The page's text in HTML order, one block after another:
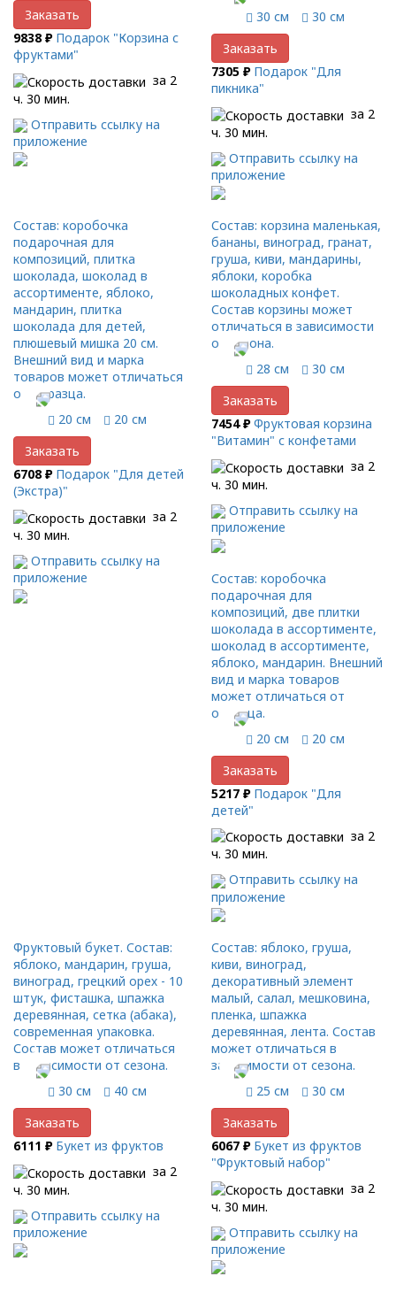
Заказать
9838 ₽ Подарок "Корзина с
фруктами"
за 2
ч. 30 мин.
Отправить ссылку на
приложение
30 см
30 см
Заказать
7305 ₽ Подарок "Для
пикника"
за 2
ч. 30 мин.
Отправить ссылку на
приложение
Состав: коробочка
подарочная для
композиций, плитка
шоколада, шоколад в
ассортименте, яблоко,
мандарин, плитка
шоколада для детей,
плюшевый мишка 20 см.
Внешний вид и марка
товаров может отличаться
от образца.
20 см
20 см
Заказать
6708 ₽ Подарок "Для детей
(Экстра)"
за 2
ч. 30 мин.
Отправить ссылку на
приложение
Состав: корзина маленькая,
бананы, виноград, гранат,
груша, киви, мандарины,
яблоки, коробка
шоколадных конфет.
Состав корзины может
отличаться в зависимости
от сезона.
28 см
30 см
Заказать
7454 ₽ Фруктовая корзина
"Витамин" с конфетами
за 2
ч. 30 мин.
Отправить ссылку на
приложение
Состав: коробочка
подарочная для
композиций, две плитки
шоколада в ассортименте,
шоколад в ассортименте,
яблоко, мандарин. Внешний
вид и марка товаров
может отличаться от
образца.
20 см
20 см
Заказать
5217 ₽ Подарок "Для
детей"
за 2
ч. 30 мин.
Отправить ссылку на
приложение
Фруктовый букет. Состав:
яблоко, мандарин, груша,
виноград, грецкий орех - 10
штук, фисташка, шпажка
деревянная, сетка (абака),
современная упаковка.
Состав может отличаться
в зависимости от сезона.
30 см
40 см
Заказать
6111 ₽ Букет из фруктов
за 2
ч. 30 мин.
Отправить ссылку на
приложение
Состав: яблоко, груша,
киви, виноград,
декоративный элемент
малый, салал, мешковина,
пленка, шпажка
деревянная, лента. Состав
может отличаться в
зависимости от сезона.
25 см
30 см
Заказать
6067 ₽ Букет из фруктов
"Фруктовый набор"
за 2
ч. 30 мин.
Отправить ссылку на
приложение